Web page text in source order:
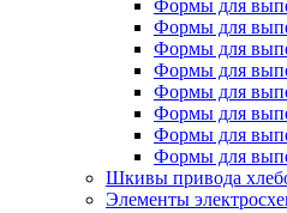
Формы для
Формы для
Формы для
Формы для
Формы для
Формы для
Формы для
Формы для
Шкивы привода
Элементы